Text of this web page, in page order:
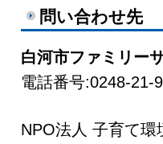
問い合わせ先
白河市ファミリー
電話番号:0248-21-
NPO法人 子育て環